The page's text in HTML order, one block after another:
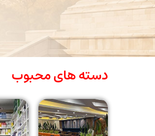
دسته های محبوب